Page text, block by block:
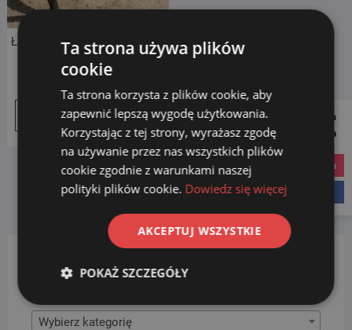
Ławka parkowa z oparciem –
żeliwna
1,009.00zł
Dodaj do koszyka
KATEGORIE PRODUKTÓW
Wybierz kategorię
Follow us on
Social Media
instagram
Ta strona używa plików
cookie
Ta strona korzysta z plików cookie, aby
zapewnić lepszą wygodę użytkowania.
Korzystając z tej strony, wyrażasz zgodę
na używanie przez nas wszystkich plików
cookie zgodnie z warunkami naszej
polityki plików cookie. Dowiedz się więcej
AKCEPTUJ WSZYSTKIE
POKAŻ SZCZEGÓŁY